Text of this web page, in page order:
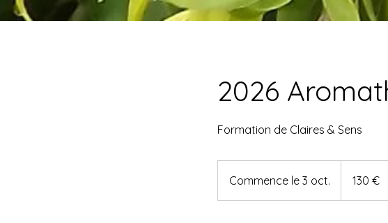
2026
Formation de Claires & Sens
Commence le 3 oct.
o
130 €